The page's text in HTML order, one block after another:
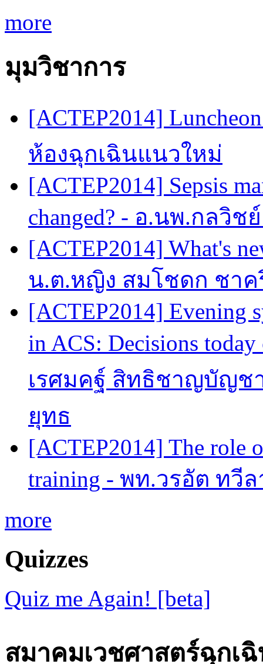
more
มุมวิชาการ
[ACTEP2014]
ห้องฉุกเฉินแนวใหม่
[ACTEP2014] Sepsis
changed? - อ.นพ.กลวิช
[ACTEP2014] What's
น.ต.หญิง สมโชดก ชาค
[ACTEP2014] Evening
in ACS: Decisions
เรศมคฐ์ สิทธิชาญบัญช
ยุทธ
[ACTEP2014] The role
training - พท.วรอัต ทวี
more
Quizzes
Quiz me Again! [beta]
สมาคมเวชศาสตร์ฉุกเ